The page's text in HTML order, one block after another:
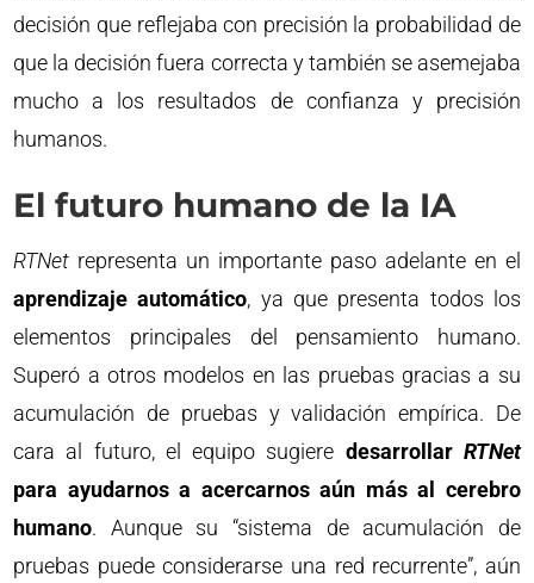
decisión que reflejaba con precisión la probabilidad de
que la decisión fuera correcta y también se asemejaba
mucho a los resultados de confianza y precisión
humanos.
El futuro humano de la IA
RTNet representa un importante paso adelante en el
aprendizaje automático, ya que presenta todos los
elementos principales del pensamiento humano.
Superó a otros modelos en las pruebas gracias a su
acumulación de pruebas y validación empírica. De
cara al futuro, el equipo sugiere desarrollar RTNet
para ayudarnos a acercarnos aún más al cerebro
humano. Aunque su “sistema de acumulación de
pruebas puede considerarse una red recurrente”, aún